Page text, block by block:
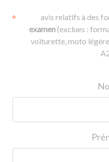
avis relatifs à des
examen(exclues :
voiturette, moto